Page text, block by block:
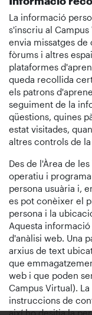
La informació
s'inscriu al
envia missatges
fòrums i altres
plataformes
queda recollida
els patrons
seguiment de la
qüestions, quines
estat visitades,
altres controls de
Des de l'Àrea de
operatiu i
persona usuària i,
es pot conèixer el
persona i la
Aquesta
d'anàlisi web. Una
arxius de text
que
web i que poden
Campus Virtual).
instruccions de